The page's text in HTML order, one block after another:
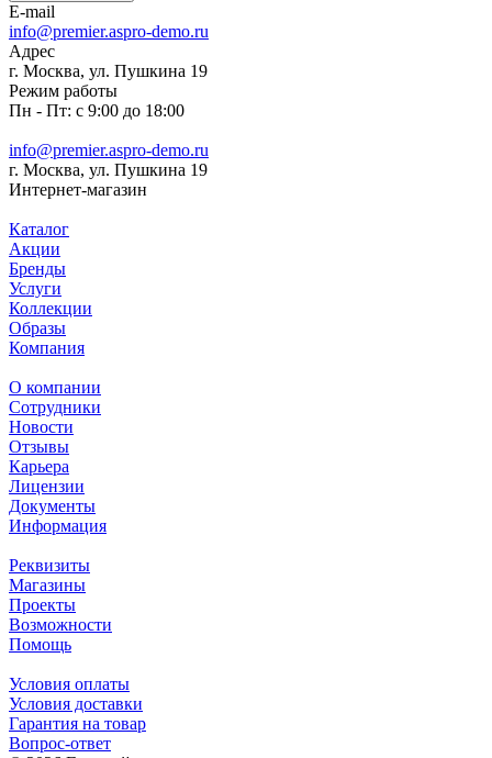
E-mail
info@premier.aspro-demo.ru
Адрес
г. Москва, ул. Пушкина 19
Режим работы
Пн - Пт: с 9:00 до 18:00
info@premier.aspro-demo.ru
г. Москва, ул. Пушкина 19
Интернет-магазин
Каталог
Акции
Бренды
Услуги
Коллекции
Образы
Компания
О компании
Сотрудники
Новости
Отзывы
Карьера
Лицензии
Документы
Информация
Реквизиты
Магазины
Проекты
Возможности
Помощь
Условия оплаты
Условия доставки
Гарантия на товар
Вопрос-ответ